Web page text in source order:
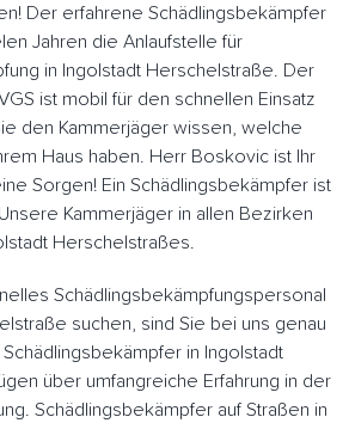
Der erfahrene Schädlingsbekämpfer
Jahren die Anlaufstelle für
in Ingolstadt Herschelstraße. Der
ist mobil für den schnellen Einsatz
den Kammerjäger wissen, welche
Haus haben. Herr Boskovic ist Ihr
Sorgen! Ein Schädlingsbekämpfer ist
Kammerjäger in allen Bezirken
Herschelstraßes.
Schädlingsbekämpfungspersonal
suchen, sind Sie bei uns genau
in Ingolstadt
über umfangreiche Erfahrung in der
Schädlingsbekämpfer auf Straßen in